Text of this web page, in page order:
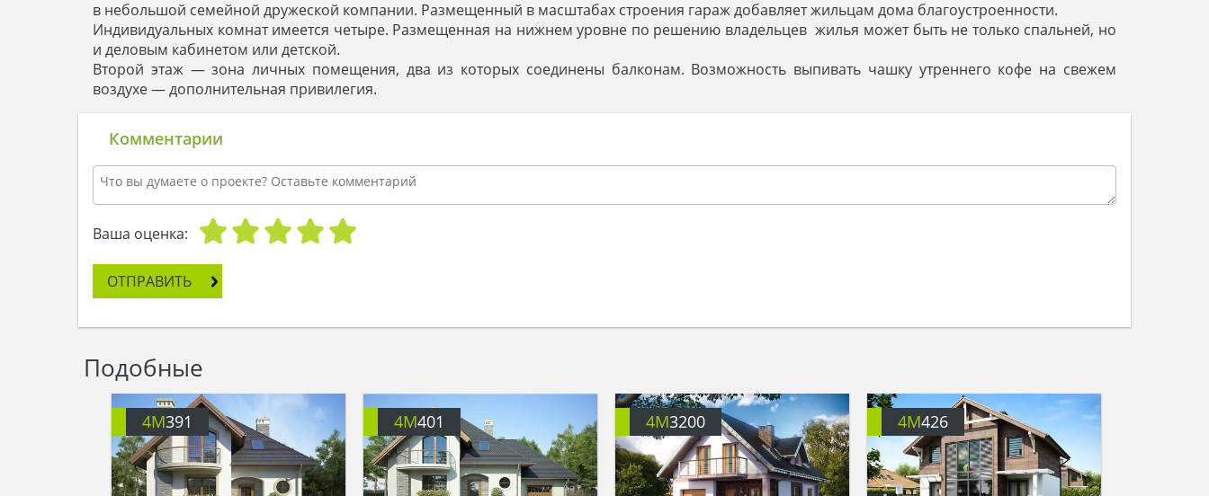
в небольшой семейной дружеской компании. Размещенный в масштабах строения гараж добавляет жильцам дома благоустроенности.
Индивидуальных комнат имеется четыре. Размещенная на нижнем уровне по решению владельцев жилья может быть не только спальней, но
и деловым кабинетом или детской.
Второй этаж — зона личных помещения, два из которых соединены балконам. Возможность выпивать чашку утреннего кофе на свежем
воздухе — дополнительная привилегия.
Комментарии
Ваша оценка:
ОТПРАВИТЬ
Подобные
4M391 4M401 4M3200 4M426